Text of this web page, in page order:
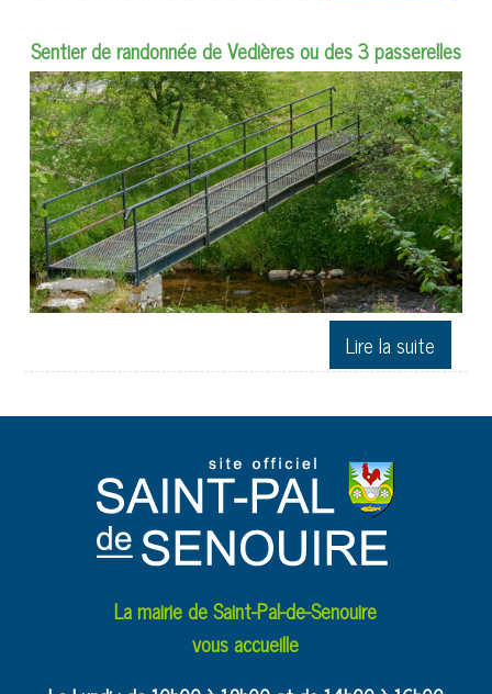
Sentier de randonnée de Vedières ou des 3 passerelles
La mairie de Saint-Pal-de-Senouire
vous accueille